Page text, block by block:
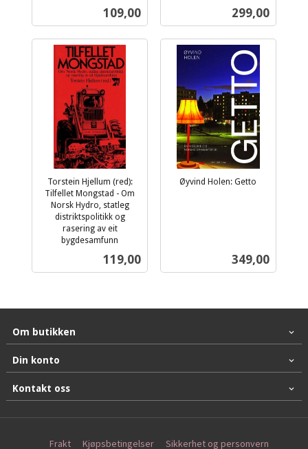
Pris
109,00 Pris
299,00
Torstein Hjellum (red):
Tilfellet Mongstad - Om
Norsk Hydro, statleg
distriktspolitikk og
rasering av eit
bygdesamfunn
Pris
119,00
Øyvind Holen: Getto
Pris
349,00
Om butikken
Din konto
Kontakt oss
Frakt Kjøpsbetingelser Sikkerhet og personvern